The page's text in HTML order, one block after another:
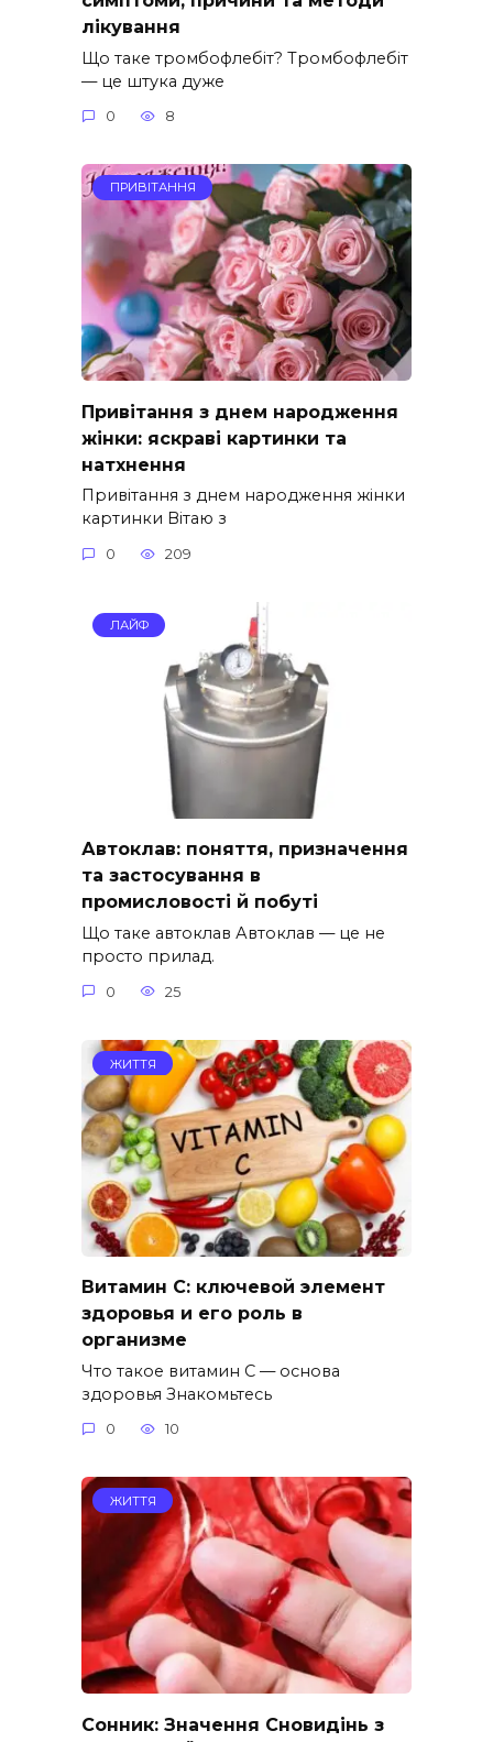
лікування
Що таке тромбофлебіт? Тромбофлебіт
— це штука дуже
0 8
ПРИВІТАННЯ
Привітання з днем народження
жінки: яскраві картинки та
натхнення
Привітання з днем народження жінки
картинки Вітаю з
0 209
ЛАЙФ
Автоклав: поняття, призначення
та застосування в
промисловості й побуті
Що таке автоклав Автоклав — це не
просто прилад.
0 25
ЖИТТЯ
Витамин C: ключевой элемент
здоровья и его роль в
организме
Что такое витамин C — основа
здоровья Знакомьтесь
0 10
ЖИТТЯ
Сонник: Значення Сновидінь з